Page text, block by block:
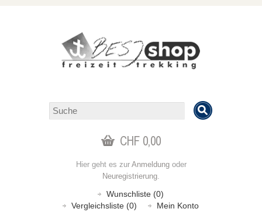
CHF 0,00
Hier geht es zur Anmeldungoder
Neuregistrierung.
Wunschliste (0)
Vergleichsliste (0)
Mein Konto